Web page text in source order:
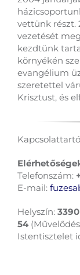
vettünk részt.
vezetését
kezdtünk
környékén
evangélium
szeretettel
Krisztust, és
Telefonszám:
E-mail:
Helyszín:
54
Istentisztelet